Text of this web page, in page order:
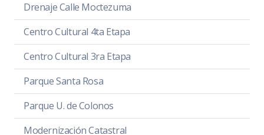
Drenaje Calle Moctezuma
Centro Cultural 4ta Etapa
Centro Cultural 3ra Etapa
Parque Santa Rosa
Parque U. de Colonos
Modernización Catastral